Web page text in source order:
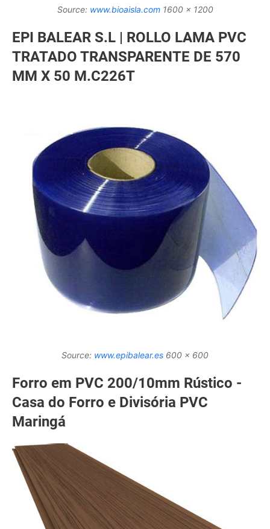
Source: www.bioaisla.com1600 x 1200
EPI BALEAR S.L | ROLLO LAMA PVC
TRATADO TRANSPARENTE DE 570
MM X 50 M.C226T
Source: www.epibalear.es 600 x 600
Forro em PVC 200/10mm Rústico -
Casa do Forro e Divisória PVC
Maringá